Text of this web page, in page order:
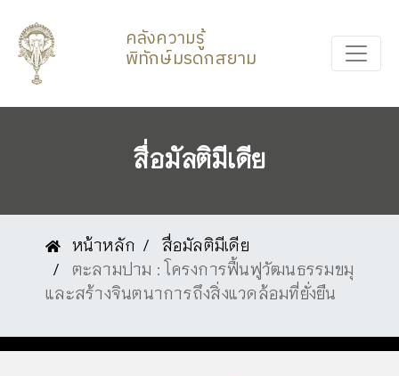
คลังความรู้
พิทักษ์มรดกสยาม
สื่อมัลติมีเดีย
หน้าหลัก
สื่อมัลติมีเดีย
ตะลามปาม : โครงการฟื้นฟูวัฒนธรรมขมุ
และสร้างจินตนาการถึงสิ่งแวดล้อมที่ยั่งยืน